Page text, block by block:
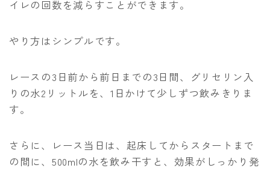
イレの回数を減らすことができます。
やり方はシンプルです。
レースの3日前から前日までの3日間、グリセリン入
りの水2リットルを、1日かけて少しずつ飲みきりま
す。
さらに、レース当日は、起床してからスタートまで
の間に、500mlの水を飲み干すと、効果がしっかり発